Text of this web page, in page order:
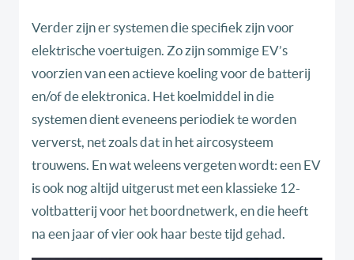
Verder zijn er systemen die specifiek zijn voor
elektrische voertuigen. Zo zijn sommige EV’s
voorzien van een actieve koeling voor de batterij
en/of de elektronica. Het koelmiddel in die
systemen dient eveneens periodiek te worden
ververst, net zoals dat in het aircosysteem
trouwens. En wat weleens vergeten wordt: een EV
is ook nog altijd uitgerust met een klassieke 12-
voltbatterij voor het boordnetwerk, en die heeft
na een jaar of vier ook haar beste tijd gehad.